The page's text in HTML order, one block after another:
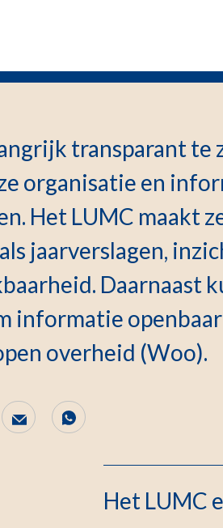
transparant te
organisatie en
Het LUMC maakt
jaarverslagen,
Daarnaast
informatie
overheid (Woo).
Het LUMC